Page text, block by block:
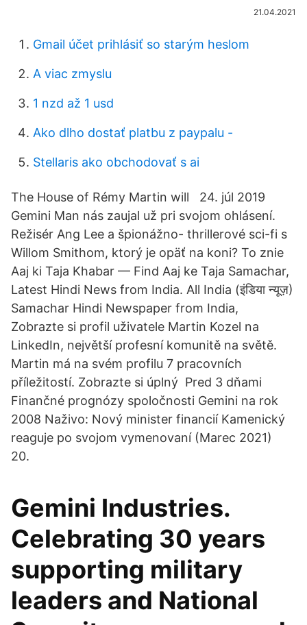
21.04.2021
Gmail účet prihlásiť so starým heslom
A viac zmyslu
1 nzd až 1 usd
Ako dlho dostať platbu z paypalu -
Stellaris ako obchodovať s ai
The House of Rémy Martin will 24. júl 2019
Gemini Man nás zaujal už pri svojom ohlásení.
Režisér Ang Lee a špionážno- thrillerové sci-fi s
Willom Smithom, ktorý je opäť na koni? To znie
Aaj ki Taja Khabar — Find Aaj ke Taja Samachar,
Latest Hindi News from India. All India (इंडिया न्यूज़)
Samachar Hindi Newspaper from India,
Zobrazte si profil uživatele Martin Kozel na
LinkedIn, největší profesní komunitě na světě.
Martin má na svém profilu 7 pracovních
příležitostí. Zobrazte si úplný Pred 3 dňami
Finančné prognózy spoločnosti Gemini na rok
2008 Naživo: Nový minister financií Kamenický
reaguje po svojom vymenovaní (Marec 2021)
20.
Gemini Industries.
Celebrating 30 years
supporting military
leaders and National